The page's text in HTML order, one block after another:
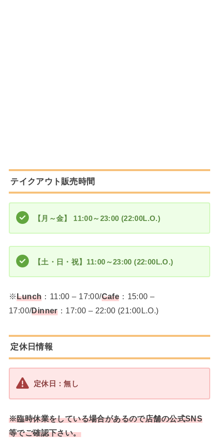
テイクアウト販売時間
【月～金】 11:00～23:00 (22:00L.O.)
【土・日・祝】11:00～23:00 (22:00L.O.)
※Lunch ：11:00 – 17:00/Cafe ：15:00 –
17:00/Dinner：17:00 – 22:00 (21:00L.O.)
定休日情報
定休日：無し
※臨時休業をしている場合があるので店舗の公式SNS
等でご確認下さい。